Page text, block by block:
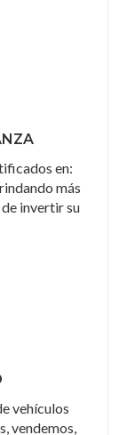
en:
más
invertir su
vehículos
vendemos,